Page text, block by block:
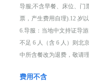
导服;不含早餐、床位、门
票，产生费用自理).12 岁
6.导服：当地中文持证导
不足 6 人（含 6 人）则北
中所含餐改为退费，敬请
费用不含